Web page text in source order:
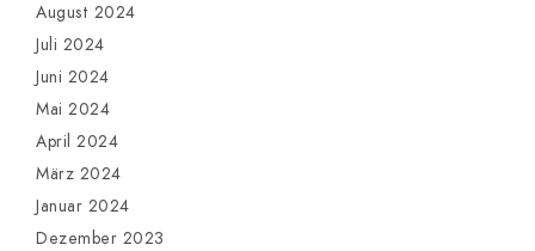
August 2024
Juli 2024
Juni 2024
Mai 2024
April 2024
März 2024
Januar 2024
Dezember 2023